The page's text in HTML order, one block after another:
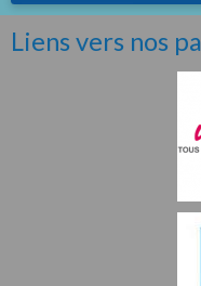
Liens vers nos